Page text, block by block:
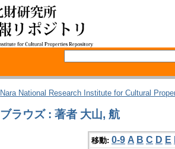
Nara National Research Institute for Cultural
ブラウズ : 著者 大山, 航
移動: 0-9 A B C D E